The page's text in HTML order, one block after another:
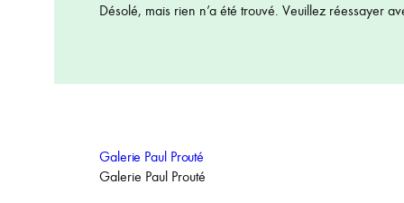
Désolé, mais rien n’a été trouvé. Veuillez réessayer
Galerie Paul Prouté
Galerie Paul Prouté